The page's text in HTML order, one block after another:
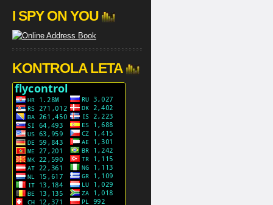
I SPY ON YOU
KONTROLA LETA